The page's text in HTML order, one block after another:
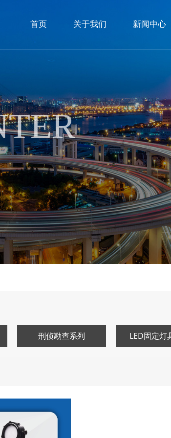
首页 关于我们 新闻中心
刑侦勘查系列 LED固定灯